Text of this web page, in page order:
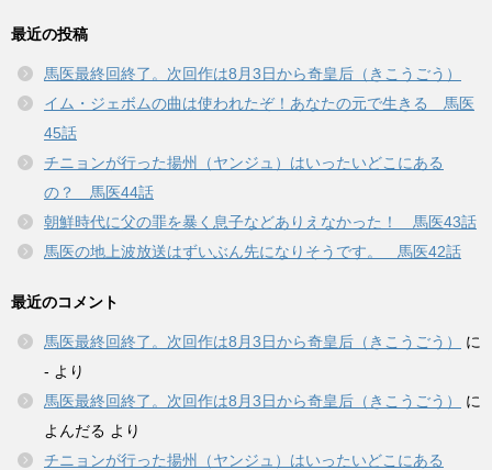
最近の投稿
馬医最終回終了。次回作は8月3日から奇皇后（きこうごう）
イム・ジェボムの曲は使われたぞ！あなたの元で生きる 馬医
45話
チニョンが行った揚州（ヤンジュ）はいったいどこにある
の？ 馬医44話
朝鮮時代に父の罪を暴く息子などありえなかった！ 馬医43話
馬医の地上波放送はずいぶん先になりそうです。 馬医42話
最近のコメント
馬医最終回終了。次回作は8月3日から奇皇后（きこうごう）
に
- より
馬医最終回終了。次回作は8月3日から奇皇后（きこうごう）
に
よんだる より
チニョンが行った揚州（ヤンジュ）はいったいどこにある